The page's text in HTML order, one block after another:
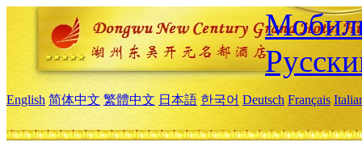
English 简体中文 繁體中文 日本語 한국어 Deutsch Français